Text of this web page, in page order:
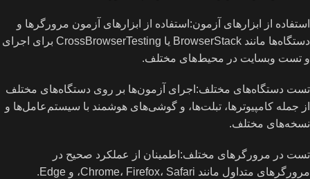
استفاده از ابزارهای آزمون:استفاده از ابزارهای آزمون مرورگرها و
دستگاه‌ها مانند BrowserStack یا CrossBrowserTesting برای اجرای
و تست وبسایت در محیط‌های مختلف.
تست دستگاه‌های مختلف:اجرای آزمون‌ها بر روی دستگاه‌های مختلف
از جمله کامپیوترها، تبلت‌ها، و گوشی‌های هوشمند با سیستم‌عامل‌ها و
نسخه‌های مختلف.
تست در مرورگرهای مختلف:اطمینان از عملکرد صحیح در
مرورگرهای متداول مانند Chrome، Firefox، Safari، و Edge.